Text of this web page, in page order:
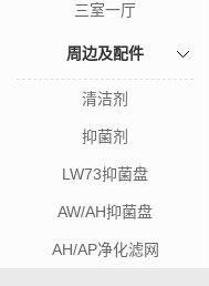
三室一厅
周边及配件
清洁剂
抑菌剂
LW73抑菌盘
AW/AH抑菌盘
AH/AP净化滤网